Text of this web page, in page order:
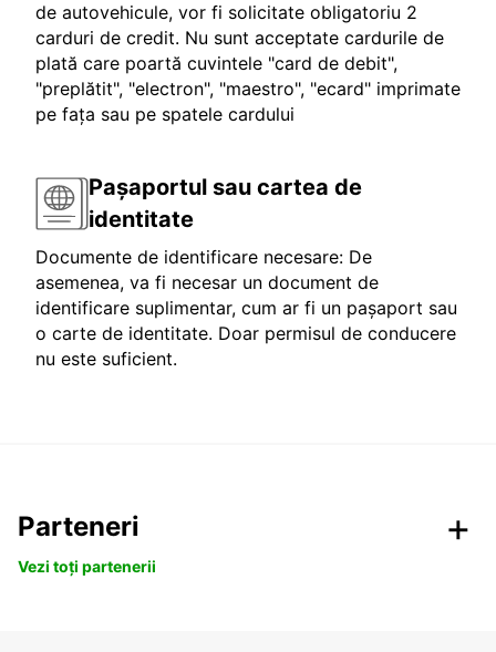
de autovehicule, vor fi solicitate obligatoriu 2
carduri de credit. Nu sunt acceptate cardurile de
plată care poartă cuvintele "card de debit",
"preplătit", "electron", "maestro", "ecard" imprimate
pe fața sau pe spatele cardului
Pașaportul sau cartea de
identitate
Documente de identificare necesare: De
asemenea, va fi necesar un document de
identificare suplimentar, cum ar fi un pașaport sau
o carte de identitate. Doar permisul de conducere
nu este suficient.
Parteneri
Vezi toți partenerii